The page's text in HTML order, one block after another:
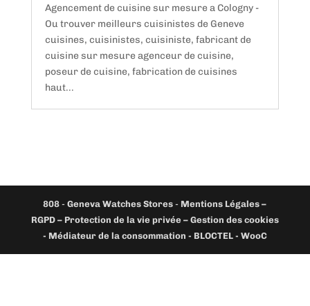
Agencement de cuisine sur mesure a Cologny -
Ou trouver meilleurs cuisinistes de Geneve
cuisines, cuisinistes, cuisiniste, fabricant de
cuisine sur mesure agenceur de cuisine,
poseur de cuisine, fabrication de cuisines
haut...
808 -Geneva Watches Stores - Mentions Légales –
RGPD – Protection de la vie privée – Gestion des cookies
- Médiateur de la consommation - BLOCTEL - WooC